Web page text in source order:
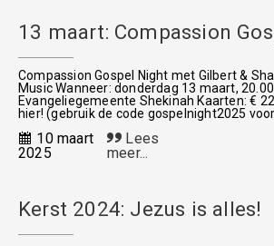
13 maart: Compassion
Compassion Gospel Night met Gilbert &
Music Wanneer: donderdag 13 maart,
Evangeliegemeente Shekinah Kaarten: €
hier! (gebruik de code gospelnight2025 voor
10 maart
2025
Lees
meer...
Kerst 2024: Jezus is alles!